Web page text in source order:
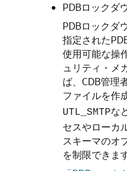
PDBロックダ
PDBロックダ
指定された
使用可能な操
ュリティ・メ
ば、CDB管理
ファイルを作
UTL_SMTPな
セスやローカ
スキーマのオ
を制限できます